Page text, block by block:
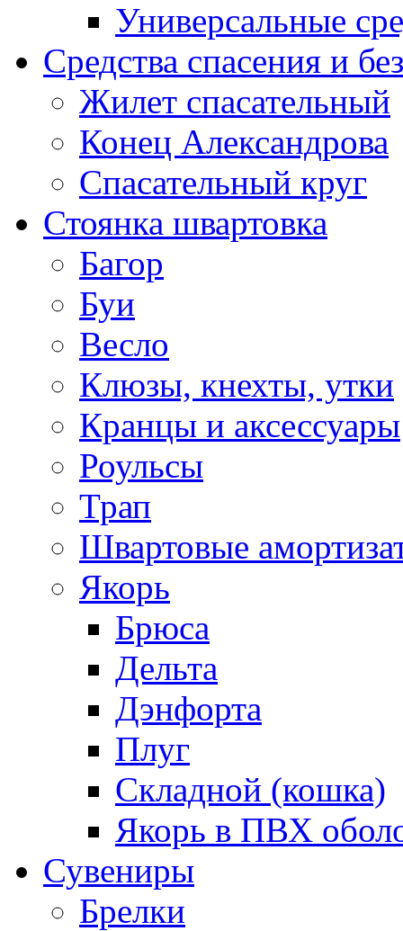
Универсальные
Средства спасения и
Жилет спасательный
Конец Александрова
Спасательный круг
Стоянка швартовка
Багор
Буи
Весло
Клюзы, кнехты, утки
Кранцы и аксессуары
Роульсы
Трап
Швартовые
Якорь
Брюса
Дельта
Дэнфорта
Плуг
Складной (кошка)
Якорь в ПВХ
Сувениры
Брелки